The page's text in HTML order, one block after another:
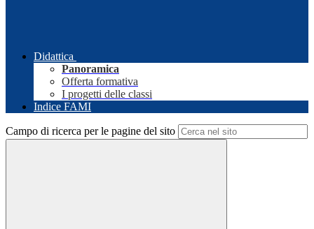
Didattica
Panoramica
Offerta formativa
I progetti delle classi
Indice FAMI
Campo di ricerca per le pagine del sito